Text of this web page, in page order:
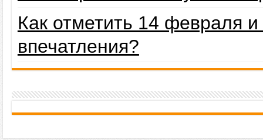
Как отметить 14 февраля
впечатления?